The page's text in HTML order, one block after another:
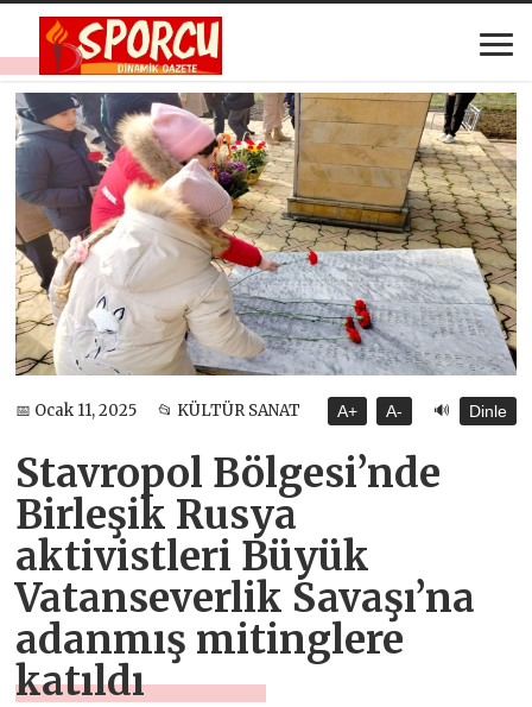
📅 Ocak 11, 2025 📂 KÜLTÜR SANAT A+ A- 🔊 Dinle
Stavropol Bölgesi’nde
Birleşik Rusya
aktivistleri Büyük
Vatanseverlik Savaşı’na
adanmış mitinglere
katıldı